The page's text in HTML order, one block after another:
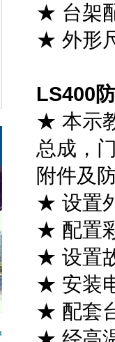
★ 台架
★ 外形
LS400
★ 本示
总成，
附件及
★ 设置
★ 配置
★ 设置
★ 安装
★ 配套